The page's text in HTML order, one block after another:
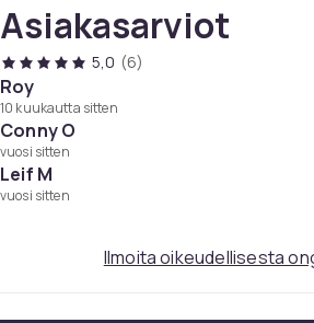
NÄYTTELIJÄT:
Sam Worthington
Zoe Saldaña
Sigourney Weaver
Stephen Lang
Kate Winslet
Cliff Curtis
Asiakasarviot
5,0 (6)
Roy
10 kuukautta sitten
Conny O
vuosi sitten
Leif M
vuosi sitten
Ilmoita oikeudellisesta